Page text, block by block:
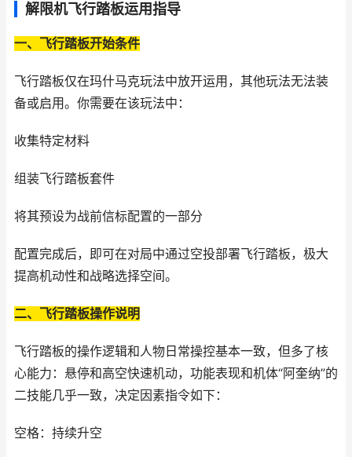
解限机飞行踏板运用指导
一、飞行踏板开始条件
飞行踏板仅在玛什马克玩法中放开运用，其他玩法无法装
备或启用。你需要在该玩法中：
收集特定材料
组装飞行踏板套件
将其预设为战前信标配置的一部分
配置完成后，即可在对局中通过空投部署飞行踏板，极大
提高机动性和战略选择空间。
二、飞行踏板操作说明
飞行踏板的操作逻辑和人物日常操控基本一致，但多了核
心能力：悬停和高空快速机动，功能表现和机体“阿奎纳”的
二技能几乎一致，决定因素指令如下：
空格：持续升空